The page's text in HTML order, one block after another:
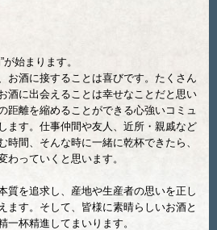
始まります。
お酒に接することは喜びです。たくさん
酒に出会えることは幸せなことだと思い
距離を縮めることができる心強いコミュ
ます。仕事仲間や友人、近所・親戚など
時間、そんな時に一緒に乾杯できたら、
わっていくと思います。
質を追求し、産地や生産者の思いを正し
ます。そして、皆様に素晴らしいお酒と
一杯精進してまいります。